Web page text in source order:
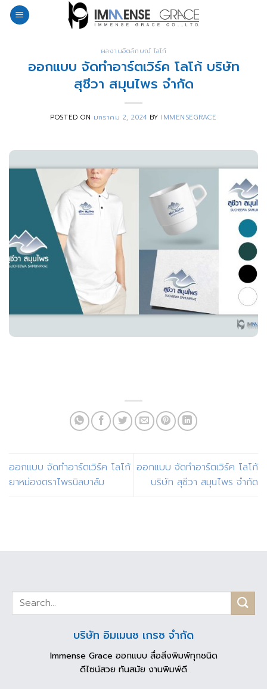
Skip
ผลงานอัตลักษณ์ โลโก้
ออกแบบ จัดทำอาร์ตเวิร์ค โลโก้ บริษัท
สุชีวา สมุนไพร จำกัด
POSTED ON มกราคม 2, 2024 BY IMMENSEGRACE
ออกแบบ จัดทำอาร์ตเวิร์ค โลโก้
ยาหม่องตราไพรนิลบาล์ม
ออกแบบ จัดทำอาร์ตเวิร์ค โลโก้
บริษัท สุชีวา สมุนไพร จำกัด
บริษัท อิมเมนซ เกรซ จำกัด
Immense Grace ออกแบบ สื่อสิ่งพิมพ์ทุกชนิด
ดีไซน์สวย ทันสมัย งานพิมพ์ดี